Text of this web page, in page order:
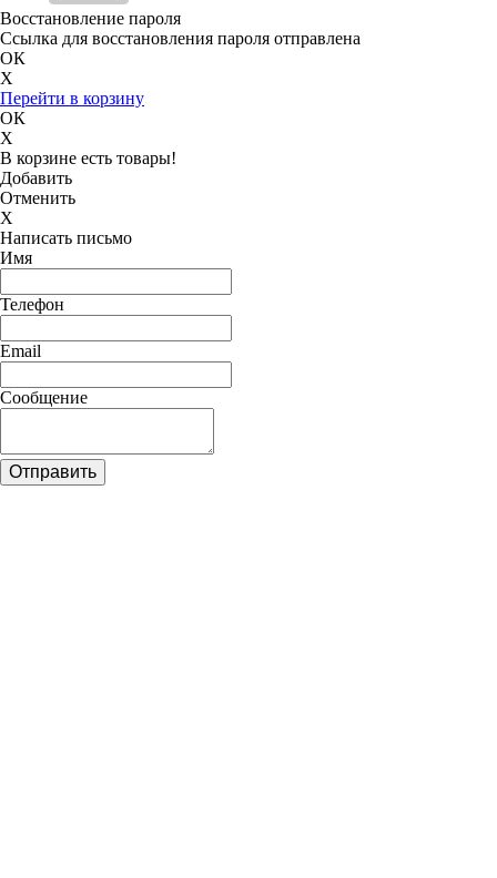
Восстановление пароля
Ссылка для восстановления пароля отправлена
ОК
X
Перейти в корзину
ОК
X
В корзине есть товары!
Добавить
Отменить
X
Написать письмо
Имя
Телефон
Email
Сообщение